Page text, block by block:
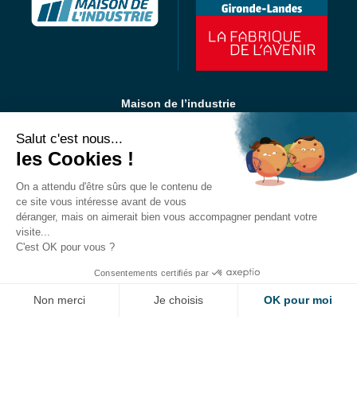
Maison de l’industrie
40 avenue Maryse Bastié
33523 Bruges Cedex
DEMANDE D'ADHÉSION CONTACT
Salut c'est nous...
les Cookies !
On a attendu d'être sûrs que le contenu de
ce site vous intéresse avant de vous
déranger, mais on aimerait bien vous accompagner pendant votre
visite...
C'est OK pour vous ?
Consentements certifiés par
Non merci Je choisis
OK pour moi